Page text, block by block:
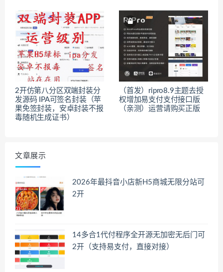
2开仿第八分区双端封装分
发源码 IPA可签名封装（苹
果免签封装，安卓封装不报
毒随机生成证书）
（首发）ripro8.9主题去授
权增加易支付支付接口版
（亲测）运营请购买正版
文章展示
2026年最抖音小店新H5商城无限分站可
2开
14多合1代付程序全开源无加密无后门可
2开（支持易支付，直接对接）